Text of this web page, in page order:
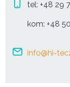
tel: +48 29
kom: +48
info@hi-